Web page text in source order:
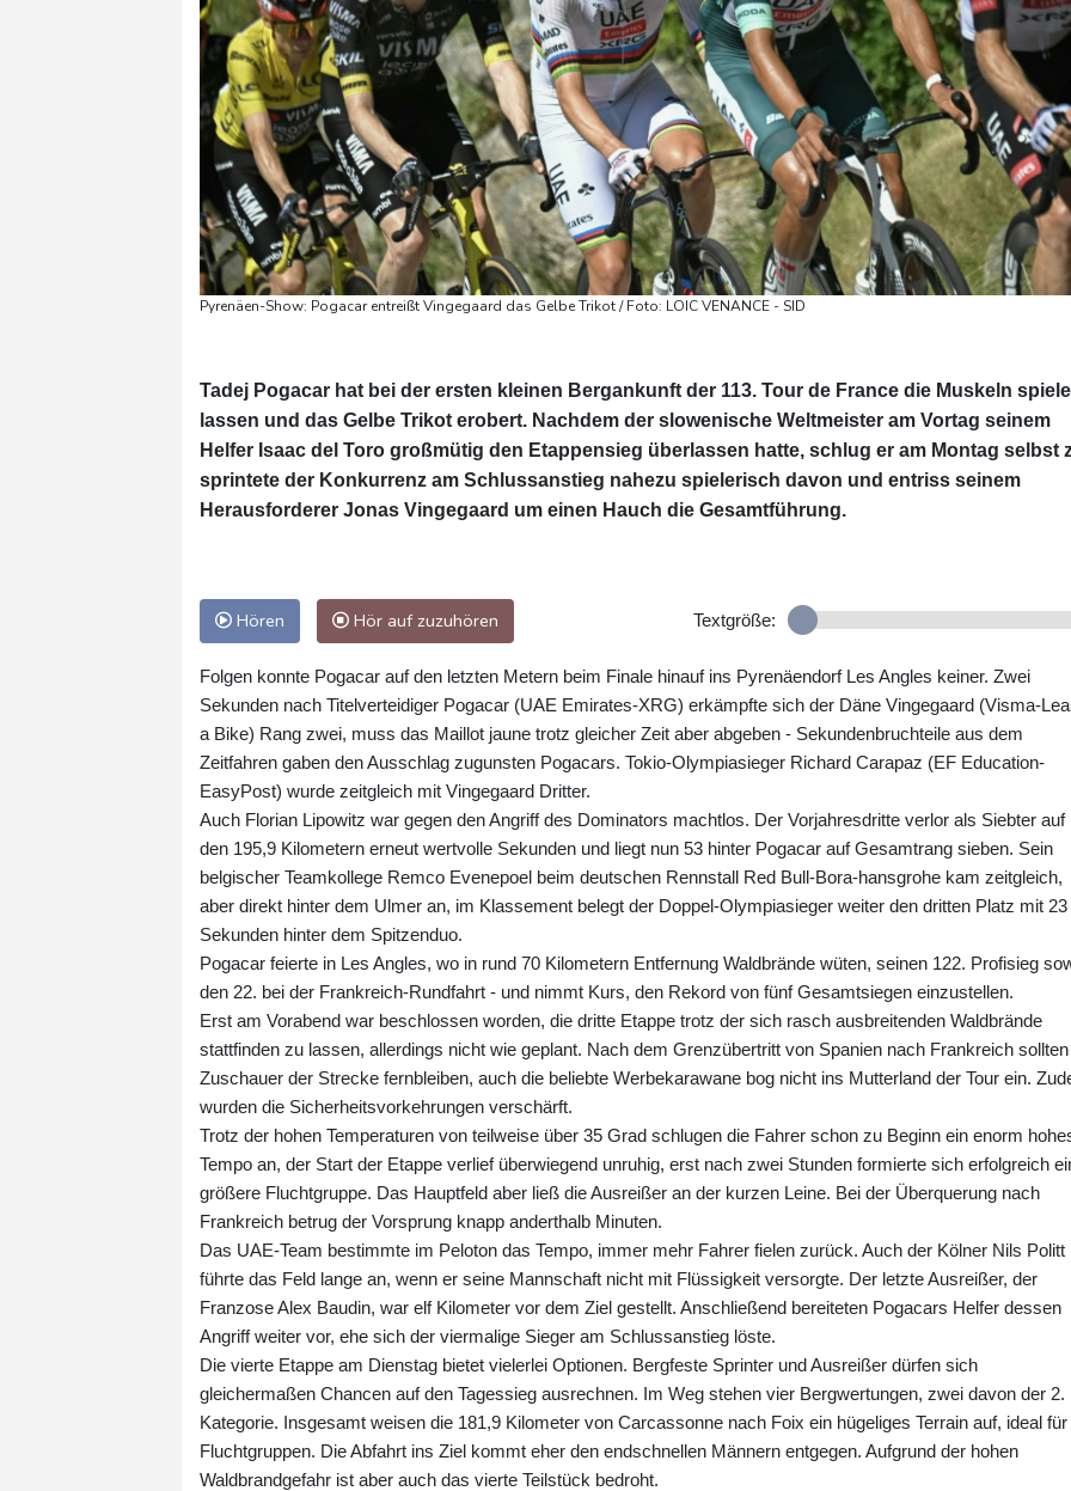
Pyrenäen-Show: Pogacar entreißt Vingegaard das Gelbe Trikot / Foto: LOIC VENANCE - SID
Tadej Pogacar hat bei der ersten kleinen Bergankunft der 113. Tour de France die Muskeln
lassen und das Gelbe Trikot erobert. Nachdem der slowenische Weltmeister am Vortag seinem
Helfer Isaac del Toro großmütig den Etappensieg überlassen hatte, schlug er am Montag selbst
sprintete der Konkurrenz am Schlussanstieg nahezu spielerisch davon und entriss seinem
Herausforderer Jonas Vingegaard um einen Hauch die Gesamtführung.
Hören Hör auf zuzuhören Textgröße:
Folgen konnte Pogacar auf den letzten Metern beim Finale hinauf ins Pyrenäendorf Les Angles keiner. Zwei
Sekunden nach Titelverteidiger Pogacar (UAE Emirates-XRG) erkämpfte sich der Däne Vingegaard (Visma-
a Bike) Rang zwei, muss das Maillot jaune trotz gleicher Zeit aber abgeben - Sekundenbruchteile aus dem
Zeitfahren gaben den Ausschlag zugunsten Pogacars. Tokio-Olympiasieger Richard Carapaz (EF Education-
EasyPost) wurde zeitgleich mit Vingegaard Dritter.
Auch Florian Lipowitz war gegen den Angriff des Dominators machtlos. Der Vorjahresdritte verlor als Siebter auf
den 195,9 Kilometern erneut wertvolle Sekunden und liegt nun 53 hinter Pogacar auf Gesamtrang sieben. Sein
belgischer Teamkollege Remco Evenepoel beim deutschen Rennstall Red Bull-Bora-hansgrohe kam zeitgleich,
aber direkt hinter dem Ulmer an, im Klassement belegt der Doppel-Olympiasieger weiter den dritten Platz mit 23
Sekunden hinter dem Spitzenduo.
Pogacar feierte in Les Angles, wo in rund 70 Kilometern Entfernung Waldbrände wüten, seinen 122. Profisieg
den 22. bei der Frankreich-Rundfahrt - und nimmt Kurs, den Rekord von fünf Gesamtsiegen einzustellen.
Erst am Vorabend war beschlossen worden, die dritte Etappe trotz der sich rasch ausbreitenden Waldbrände
stattfinden zu lassen, allerdings nicht wie geplant. Nach dem Grenzübertritt von Spanien nach Frankreich sollten
Zuschauer der Strecke fernbleiben, auch die beliebte Werbekarawane bog nicht ins Mutterland der Tour ein.
wurden die Sicherheitsvorkehrungen verschärft.
Trotz der hohen Temperaturen von teilweise über 35 Grad schlugen die Fahrer schon zu Beginn ein enorm
Tempo an, der Start der Etappe verlief überwiegend unruhig, erst nach zwei Stunden formierte sich erfolgreich
größere Fluchtgruppe. Das Hauptfeld aber ließ die Ausreißer an der kurzen Leine. Bei der Überquerung nach
Frankreich betrug der Vorsprung knapp anderthalb Minuten.
Das UAE-Team bestimmte im Peloton das Tempo, immer mehr Fahrer fielen zurück. Auch der Kölner Nils Politt
führte das Feld lange an, wenn er seine Mannschaft nicht mit Flüssigkeit versorgte. Der letzte Ausreißer, der
Franzose Alex Baudin, war elf Kilometer vor dem Ziel gestellt. Anschließend bereiteten Pogacars Helfer dessen
Angriff weiter vor, ehe sich der viermalige Sieger am Schlussanstieg löste.
Die vierte Etappe am Dienstag bietet vielerlei Optionen. Bergfeste Sprinter und Ausreißer dürfen sich
gleichermaßen Chancen auf den Tagessieg ausrechnen. Im Weg stehen vier Bergwertungen, zwei davon der 2.
Kategorie. Insgesamt weisen die 181,9 Kilometer von Carcassonne nach Foix ein hügeliges Terrain auf, ideal für
Fluchtgruppen. Die Abfahrt ins Ziel kommt eher den endschnellen Männern entgegen. Aufgrund der hohen
Waldbrandgefahr ist aber auch das vierte Teilstück bedroht.